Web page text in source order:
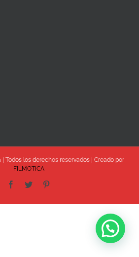
Todos los derechos reservados | Creado por
FILMOTICA
Facebook
Twitter